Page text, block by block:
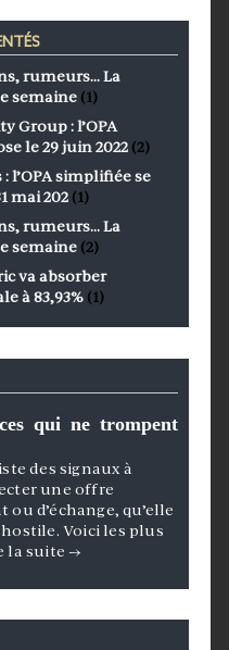
rumeurs… La
semaine (1)
Group : l’OPA
le 29 juin 2022 (2)
l’OPA simplifiée se
mai 202 (1)
rumeurs… La
semaine (2)
va absorber
à 83,93% (1)
qui ne trompent
des signaux à
une offre
ou d’échange, qu’elle
Voici les plus
la suite →